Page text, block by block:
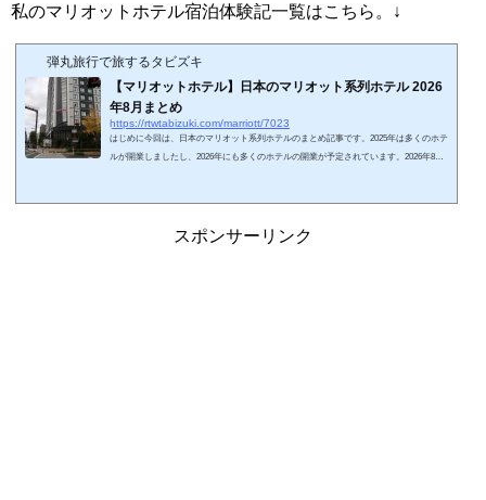
あり、私もいろいろ悩まされました。気づいた点を、本記事内で注釈を入れています。
私のマリオットホテル宿泊体験記一覧はこちら。↓
弾丸旅行で旅するタビズキ
【マリオットホテル】日本のマリオット系列ホテル 2026
年8月まとめ
https://rtwtabizuki.com/marriott/7023
はじめに今回は、日本のマリオット系列ホテルのまとめ記事です。2025年は多くのホテ
ルが開業しましたし、2026年にも多くのホテルの開業が予定されています。2026年8月
供無料朝食会員ラウンジPlatina無料朝食北海道フェアフィールド・バイ・マリオット札
スポンサーリンク